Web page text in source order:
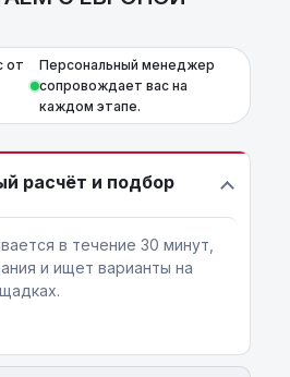
от
Персональный менеджер
сопровождает вас на
каждом этапе.
расчёт и подбор
в течение 30 минут,
и ищет варианты на